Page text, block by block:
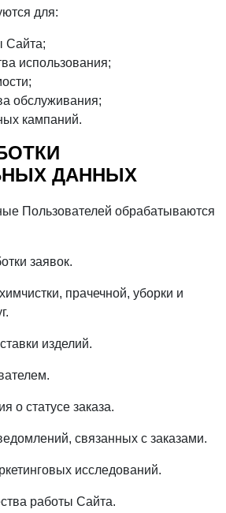
для:
Сайта;
использования;
обслуживания;
кампаний.
ДАННЫХ
Пользователей обрабатываются
заявок.
прачечной, уборки и
изделий.
о статусе заказа.
связанных с заказами.
исследований.
работы Сайта.